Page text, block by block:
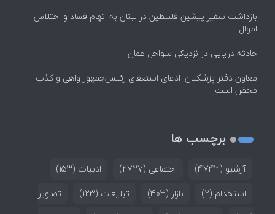
بازداشت سفیر پیشین فلسطین در لبنان به اتهام فساد و اختلاس
اموال
حادثه دریایی در نزدیکی سواحل عمان
معاون دفتر پزشکیان: ادعای استعفای رئیس‌جمهور واهی و کذب
محض است
برچسب ها
آرشیو (4743) اجتماعی (2727) ادبیات (153)
استخدام (2) بازار (403) تبلیغات (123)
تصاویر